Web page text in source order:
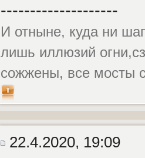
--------------------
И отныне, куда ни
лишь иллюзий
сожжены, все мосты
22.4.2020, 19:09